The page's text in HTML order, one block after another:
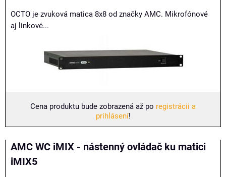
OCTO je zvuková matica 8x8 od značky AMC. Mikrofónové
aj linkové...
Cena produktu bude zobrazená až po registrácii a
prihlásení!
AMC WC iMIX - nástenný ovládač ku matici
iMIX5